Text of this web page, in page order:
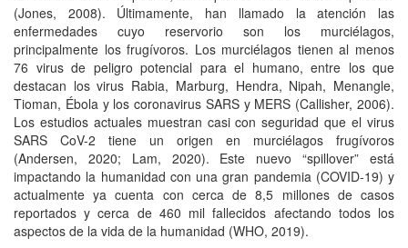
(Jones, 2008). Últimamente, han llamado la atención las
enfermedades cuyo reservorio son los murciélagos,
principalmente los frugívoros. Los murciélagos tienen al menos
76 virus de peligro potencial para el humano, entre los que
destacan los virus Rabia, Marburg, Hendra, Nipah, Menangle,
Tioman, Ébola y los coronavirus SARS y MERS (Callisher, 2006).
Los estudios actuales muestran casi con seguridad que el virus
SARS CoV-2 tiene un origen en murciélagos frugívoros
(Andersen, 2020; Lam, 2020). Este nuevo “spillover” está
impactando la humanidad con una gran pandemia (COVID-19) y
actualmente ya cuenta con cerca de 8,5 millones de casos
reportados y cerca de 460 mil fallecidos afectando todos los
aspectos de la vida de la humanidad (WHO, 2019).